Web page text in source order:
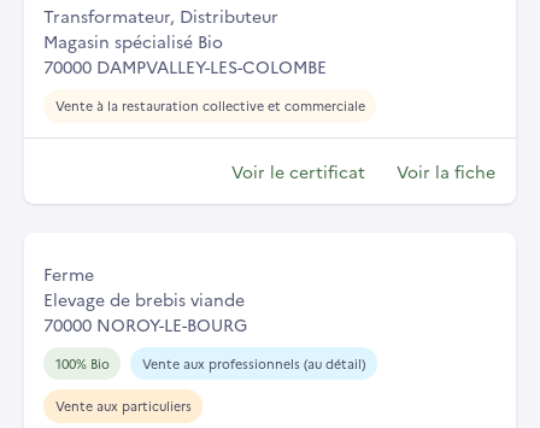
Transformateur, Distributeur
Magasin spécialisé Bio
70000 DAMPVALLEY-LES-COLOMBE
Vente à la restauration collective et commerciale
Voir le certificat Voir la fiche
Ferme
Elevage de brebis viande
70000 NOROY-LE-BOURG
100% Bio Vente aux professionnels (au détail)
Vente aux particuliers